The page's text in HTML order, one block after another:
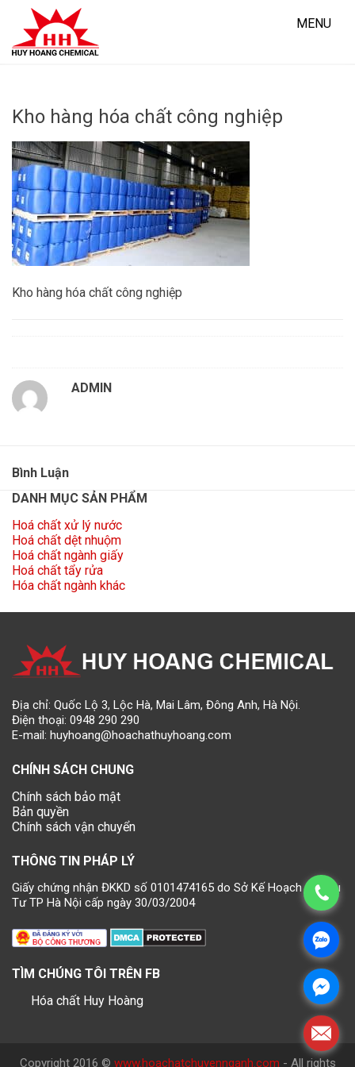
content
MENU
Kho hàng hóa chất công nghiệp
Kho hàng hóa chất công nghiệp
ADMIN
Bình Luận
DANH MỤC SẢN PHẨM
Hoá chất xử lý nước
Hoá chất dệt nhuộm
Hoá chất ngành giấy
Hoá chất tẩy rửa
Hóa chất ngành khác
Địa chỉ: Quốc Lộ 3, Lộc Hà, Mai Lâm, Đông Anh, Hà Nội.
Điện thoại: 0948 290 290
E-mail: huyhoang@hoachathuyhoang.com
CHÍNH SÁCH CHUNG
Chính sách bảo mật
Bản quyền
Chính sách vận chuyển
THÔNG TIN PHÁP LÝ
Giấy chứng nhận ĐKKD số 0101474165 do Sở Kế Hoạch và Đầu
Tư TP Hà Nội cấp ngày 30/03/2004
TÌM CHÚNG TÔI TRÊN FB
Hóa chất Huy Hoàng
Copyright 2016 © www.hoachatchuyennganh.com - All rights